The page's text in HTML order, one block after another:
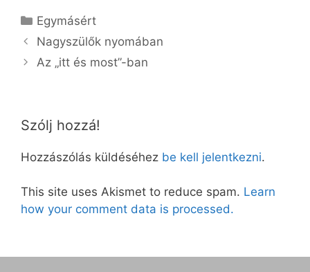
Kategória
Egymásért
Nagyszülők nyomában
Az „itt és most”-ban
Szólj hozzá!
Hozzászólás küldéséhez be kell jelentkezni.
This site uses Akismet to reduce spam. Learn
how your comment data is processed.